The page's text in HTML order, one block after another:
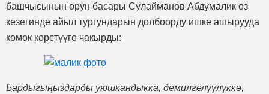
башчысынын орун басары Сулайманов Абдумалик өз
кезегинде айыл тургундарын долбоорду ишке ашырууда
көмөк көрстүүгө чакырды:
Бардыгыңыздарды уюшкандыкка, демилгелүүлүккө,